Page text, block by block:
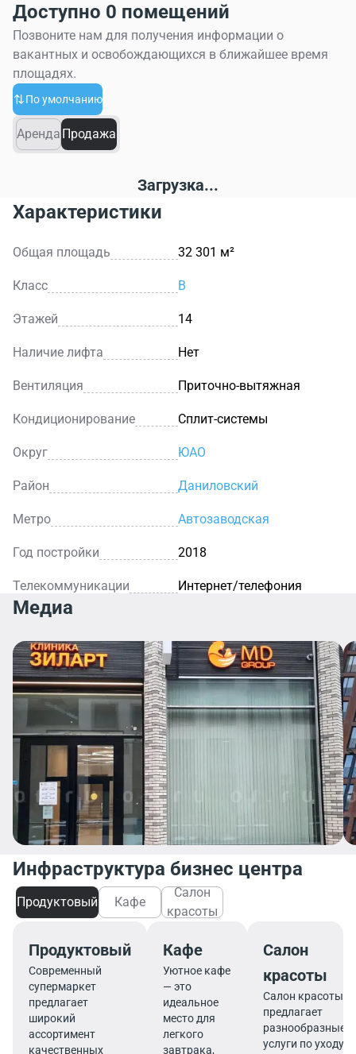
Доступно 0 помещений
Позвоните нам для получения информации о
вакантных и освобождающихся в ближайшее время
площадях.
По умолчанию
Аренда Продажа
Загрузка...
Характеристики
Общая площадь 32 301 м²
Класс B
Этажей 14
Наличие лифта Нет
Вентиляция Приточно-вытяжная
Кондиционирование Сплит-системы
Округ ЮАО
Район Даниловский
Метро Автозаводская
Год постройки 2018
Телекоммуникации Интернет/телефония
Медиа
Инфраструктура бизнес центра
Продуктовый Кафе
Салон
красоты
Продуктовый
Современный
супермаркет
предлагает
широкий
ассортимент
качественных
Кафе
Уютное кафе
— это
идеальное
место для
легкого
завтрака,
Салон
красоты
Салон красоты
предлагает
разнообразные
услуги по уходу